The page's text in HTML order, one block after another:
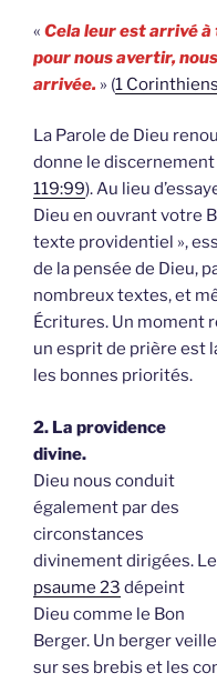
« Cela leur est arrivé
pour nous avertir,
arrivée. » (1 Corinthiens
La Parole de Dieu
donne le discernement
119:99). Au lieu
Dieu en ouvrant votre
texte providentiel »,
de la pensée de Dieu,
nombreux textes, et
Écritures. Un moment
un esprit de prière est
les bonnes priorités.
2. La providence
divine.
Dieu nous conduit
également par des
circonstances
divinement dirigées. Le
psaume 23 dépeint
Dieu comme le Bon
Berger. Un berger veille
sur ses brebis et les